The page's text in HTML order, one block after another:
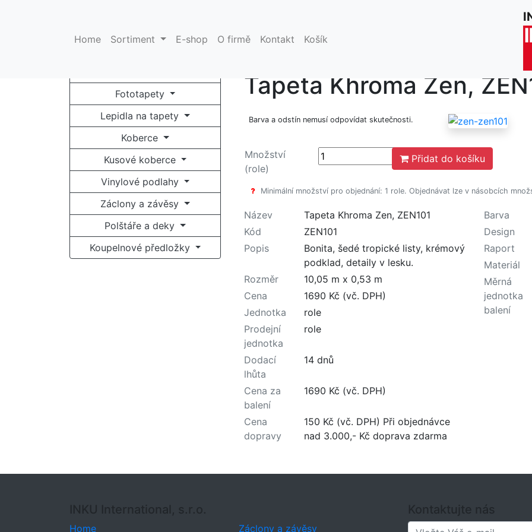
Home Sortiment E-shop O firmě Kontakt Košík
Fototapety
Lepidla na tapety
Koberce
Kusové koberce
Vinylové podlahy
Záclony a závěsy
Polštáře a deky
Koupelnové předložky
E-shop Tapety na zeď Khroma
Tapeta Khroma Zen,
Barva a odstín nemusí odpovídat skutečnosti.
Množství
(role)
Přidat do košíku
Minimální množství pro objednání: 1 role. Objednávat lze v násobcích
Název
Tapeta Khroma Zen, ZEN101
Kód
ZEN101
Popis
Bonita, šedé tropické listy, krémový
podklad, detaily v lesku.
Rozměr
10,05 m x 0,53 m
Cena
1690 Kč (vč. DPH)
Jednotka
role
Prodejní
jednotka
role
Dodací
lhůta
14 dnů
Cena za
balení
1690 Kč (vč. DPH)
Cena
dopravy
150 Kč (vč. DPH) Při objednávce
nad 3.000,- Kč doprava zdarma
Barva
Design
Raport
Materiál
Měrná
jednotka
balení
INKU International, s.r.o.
Home Záclony a závěsy
Kontaktujte nás